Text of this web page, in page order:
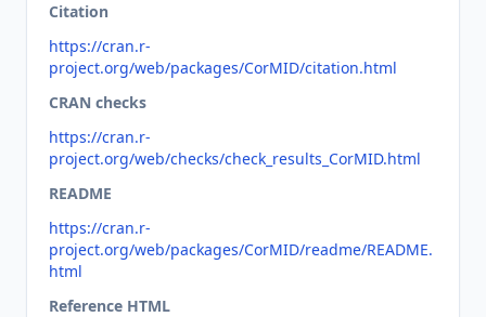
Citation
https://cran.r-
project.org/web/packages/CorMID/citation.html
CRAN checks
https://cran.r-
project.org/web/checks/check_results_CorMID.html
README
https://cran.r-
project.org/web/packages/CorMID/readme/README.
html
Reference HTML